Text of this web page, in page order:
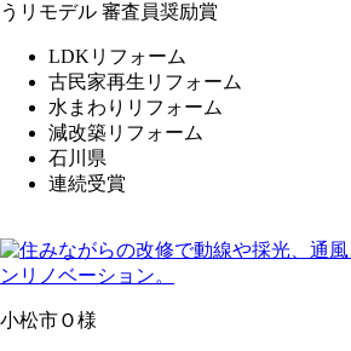
うリモデル 審査員奨励賞
LDKリフォーム
古民家再生リフォーム
水まわりリフォーム
減改築リフォーム
石川県
連続受賞
小松市Ｏ様